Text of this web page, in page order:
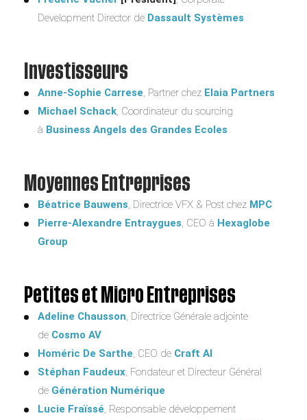
Development Director de Dassault Systèmes
Investisseurs
Anne-Sophie Carrese , Partner chez Elaia Partners
Michael Schack , Coordinateur du sourcing
à Business Angels des Grandes Ecoles
Moyennes Entreprises
Béatrice Bauwens , Directrice VFX & Post chez MPC
Pierre-Alexandre Entraygues , CEO à Hexaglobe
Group
Petites et Micro Entreprises
Adeline Chausson , Directrice Générale adjointe
de Cosmo AV
Homéric De Sarthe , CEO de Craft AI
Stéphan Faudeux , Fondateur et Directeur Général
de Génération Numérique
Lucie Fraïssé , Responsable développement